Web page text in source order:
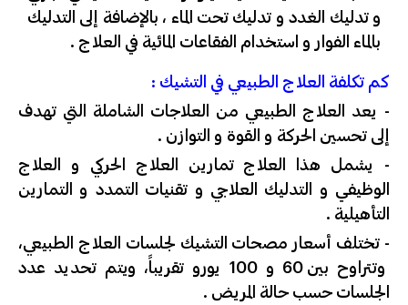
و تدليك الغدد و تدليك تحت الماء ، بالإضافة إلى التدليك
بالماء الفوار و استخدام الفقاعات المائية في العلاج .
كم تكلفة العلاج الطبيعي في التشيك :
- يعد العلاج الطبيعي من العلاجات الشاملة التي تهدف
إلى تحسين الحركة و القوة و التوازن .
- يشمل هذا العلاج تمارين العلاج الحركي و العلاج
الوظيفي و التدليك العلاجي و تقنيات التمدد و التمارين
التأهيلية .
- تختلف أسعار مصحات التشيك لجلسات العلاج الطبيعي،
وتتراوح بين 60 و 100 يورو تقريباً، ويتم تحديد عدد
الجلسات حسب حالة المريض .